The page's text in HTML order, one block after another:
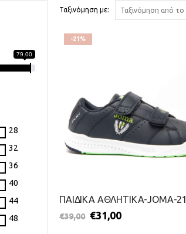
Ταξινόμηση με:
-21%
€39,00 €31,00
79.00
28
32
36
40
44
48